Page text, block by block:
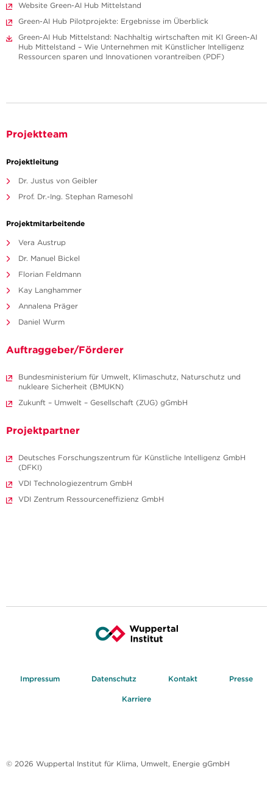
Website Green-AI Hub Mittelstand
Green-AI Hub Pilotprojekte: Ergebnisse im Überblick
Green-AI Hub Mittelstand: Nachhaltig wirtschaften mit KI Green-AI
Hub Mittelstand – Wie Unternehmen mit Künstlicher Intelligenz
Ressourcen sparen und Innovationen vorantreiben (PDF)
Projektteam
Projektleitung
Dr. Justus von Geibler
Prof. Dr.-Ing. Stephan Ramesohl
Projektmitarbeitende
Vera Austrup
Dr. Manuel Bickel
Florian Feldmann
Kay Langhammer
Annalena Präger
Daniel Wurm
Auftraggeber/Förderer
Bundesministerium für Umwelt, Klimaschutz, Naturschutz und
nukleare Sicherheit (BMUKN)
Zukunft – Umwelt – Gesellschaft (ZUG) gGmbH
Projektpartner
Deutsches Forschungszentrum für Künstliche Intelligenz GmbH
(DFKI)
VDI Technologiezentrum GmbH
VDI Zentrum Ressourceneffizienz GmbH
Impressum Datenschutz Kontakt Presse
Karriere
© 2026 Wuppertal Institut für Klima, Umwelt, Energie gGmbH